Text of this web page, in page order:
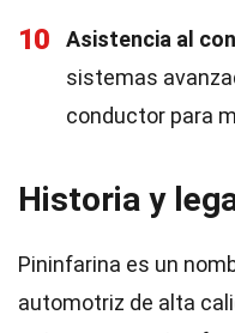
10 Asistencia al
sistemas
conductor para
Historia y
Pininfarina es un
automotriz de alta